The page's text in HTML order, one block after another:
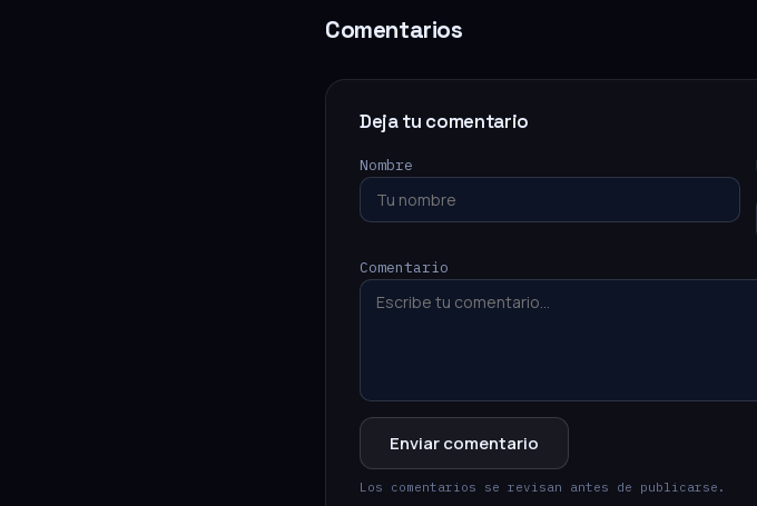
Comentarios
Deja tu comentario
Nombre
Comentario
Enviar comentario
Los comentarios se revisan antes de publicarse.